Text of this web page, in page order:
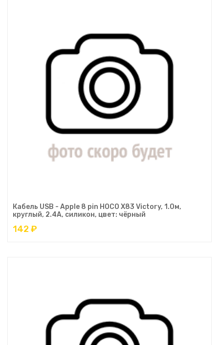
Кабель USB - Apple 8 pin HOCO X83 Victory, 1.0м,
круглый, 2.4A, силикон, цвет: чёрный
142 ₽